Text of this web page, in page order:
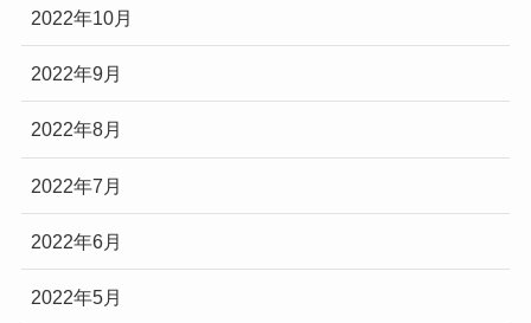
2022年10月
2022年9月
2022年8月
2022年7月
2022年6月
2022年5月